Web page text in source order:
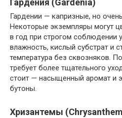
Гардения (Gardenia)
Гардении — капризные, но
Некоторые экземпляры могут
в год при строгом соблюдении
влажность, кислый субстрат и
температура без сквозняков.
требует более тщательного
стоит — насыщенный аромат и
бутоны.
Хризантемы